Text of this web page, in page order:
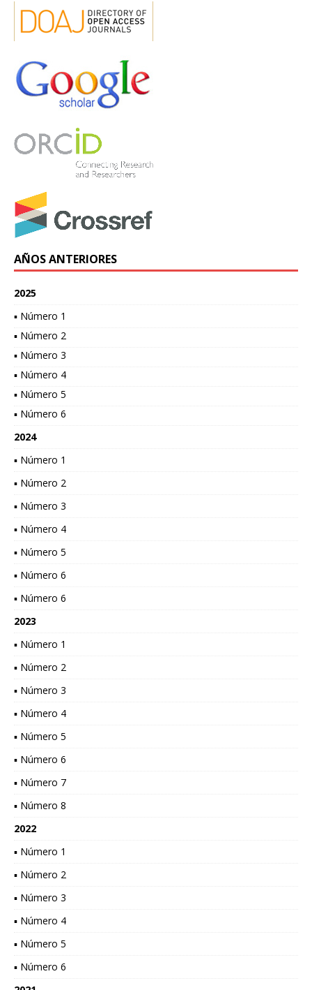
AÑOS ANTERIORES
2025
▪ Número 1
▪ Número 2
▪ Número 3
▪ Número 4
▪ Número 5
▪ Número 6
2024
▪ Número 1
▪ Número 2
▪ Número 3
▪ Número 4
▪ Número 5
▪ Número 6
▪ Número 6
2023
▪ Número 1
▪ Número 2
▪ Número 3
▪ Número 4
▪ Número 5
▪ Número 6
▪ Número 7
▪ Número 8
2022
▪ Número 1
▪ Número 2
▪ Número 3
▪ Número 4
▪ Número 5
▪ Número 6